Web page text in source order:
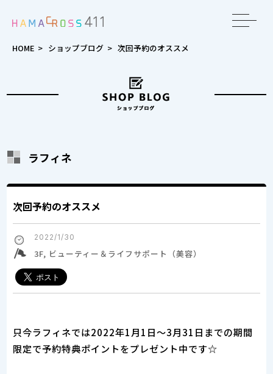
HOME > ショップブログ > 次回予約のオススメ
ラフィネ
次回予約のオススメ
2022/1/30
3F, ビューティー＆ライフサポート（美容）
只今ラフィネでは2022年1月1日～3月31日までの期間
限定で予約特典ポイントをプレゼント中です☆